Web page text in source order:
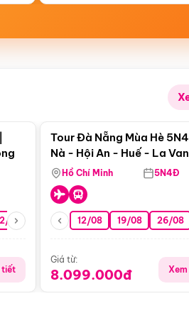
08 26/08 05/09 09/09 12/09
tiết
Tour Đà Nẵng Mùa Hè
Nà - Hội An - Huế - La
Động Thiên Đường
Hồ Chí Minh 5N4Đ
12/08 19/08 26/08
Giá từ:
8.099.000đ